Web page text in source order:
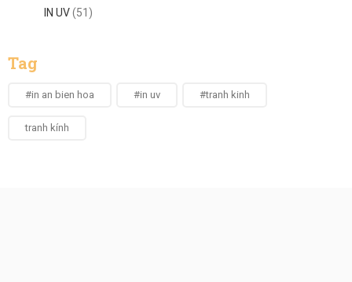
IN UV(51)
Tag
#in an bien hoa #in uv #tranh kinh
tranh kính